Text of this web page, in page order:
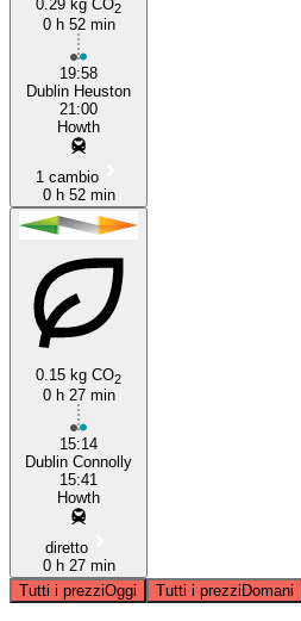
0.29 kg CO2
0 h 52 min
19:58
Dublin Heuston
21:00
Howth
1 cambio
0 h 52 min
0.15 kg CO2
0 h 27 min
15:14
Dublin Connolly
15:41
Howth
diretto
0 h 27 min
Tutti i prezziOggi Tutti i prezziDomani